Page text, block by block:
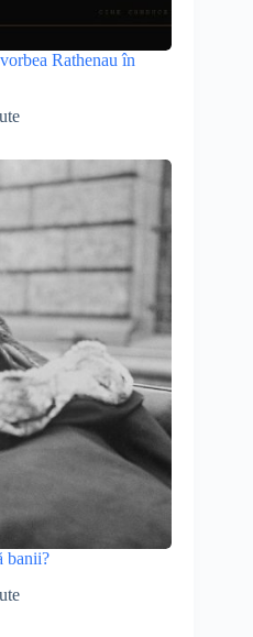
Rathenau în
banii?